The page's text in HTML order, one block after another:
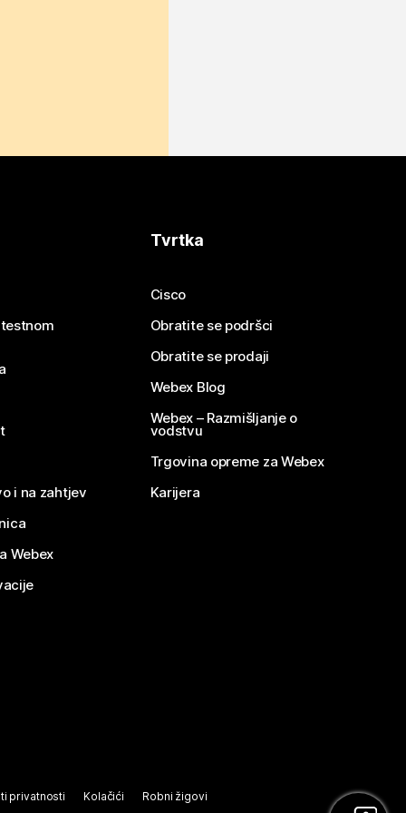
i na zahtjev
Webex
Tvrtka
Cisco
Obratite se podršci
Obratite se prodaji
Webex Blog
Webex – Razmišljanje o
vodstvu
Trgovina opreme za Webex
Karijera
privatnosti Kolačići Robni žigovi